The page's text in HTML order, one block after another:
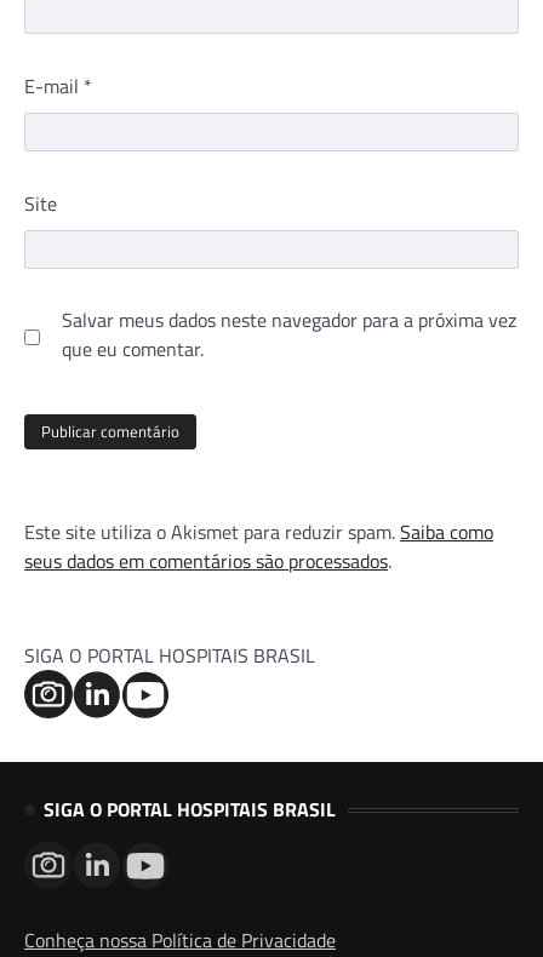
E-mail *
Site
Salvar meus dados neste navegador para a próxima vez
que eu comentar.
Este site utiliza o Akismet para reduzir spam.Saiba como
seus dados em comentários são processados.
SIGA O PORTAL HOSPITAIS BRASIL
SIGA O PORTAL HOSPITAIS BRASIL
Conheça nossa Política de Privacidade